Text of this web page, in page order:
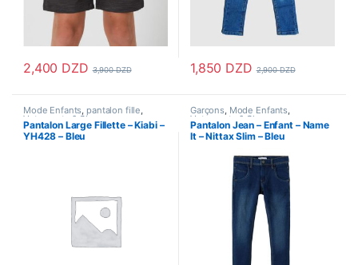
2,400 DZD 3,900DZD
Ce produit a plusieurs variations. Les options peuvent être
1,850 DZD 2,900DZD
Ce produit a plusieurs
Mode Enfants, pantalon fille,
Vetements & Chaussures
Vetements Enfants
Pantalon Large Fillette – Kiabi –
YH428 – Bleu
Garçons, Mode Enfants,
Vetements & Chaussures
Vetements Enfants
Pantalon Jean – Enfant – Name
It – Nittax Slim – Bleu